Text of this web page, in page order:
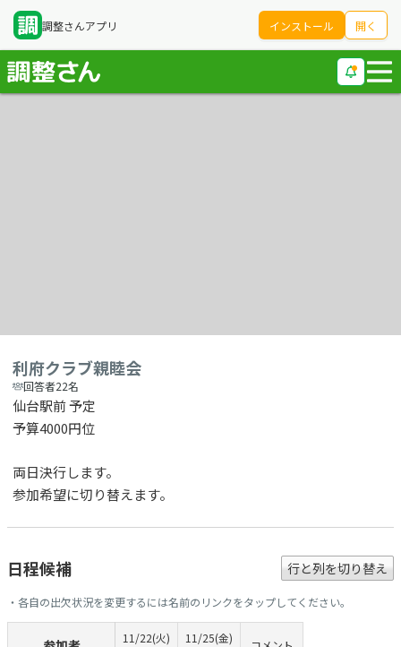
調整さんアプリ インストール 開く
利府クラブ親睦会
回答者22名
仙台駅前 予定
予算4000円位
両日決行します。
参加希望に切り替えます。
日程候補 行と列を切り替え
・各自の出欠状況を変更するには名前のリンクをタップしてください。
11/22(火)
11/25(金)